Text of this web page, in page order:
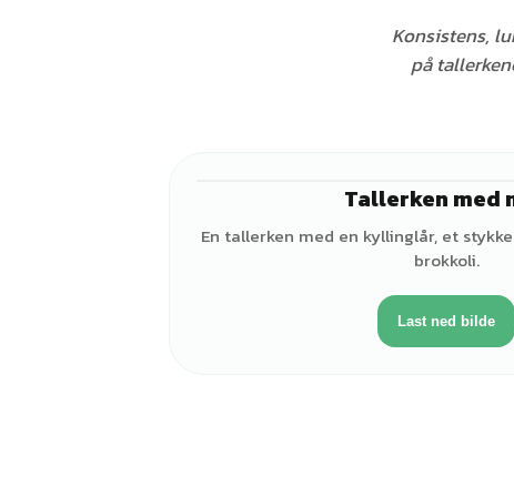
Konsistens,
på
Tallerken med
En tallerken med en kyllinglår, et
brokkoli.
Last ned bilde